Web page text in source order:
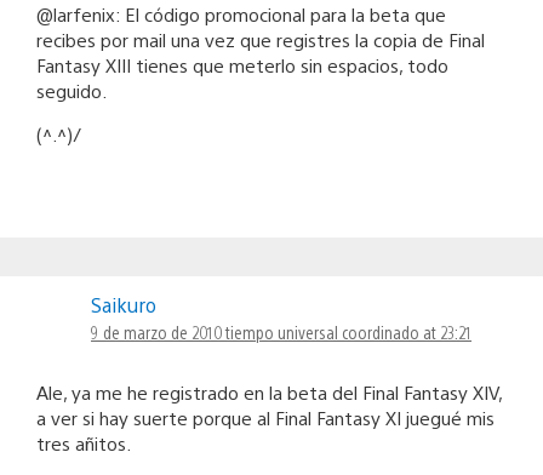
@larfenix: El código promocional para la beta que
recibes por mail una vez que registres la copia de Final
Fantasy XIII tienes que meterlo sin espacios, todo
seguido.
(^.^)/
Saikuro
9 de marzo de 2010 tiempo universal coordinado at 23:21
Ale, ya me he registrado en la beta del Final Fantasy XIV,
a ver si hay suerte porque al Final Fantasy XI juegué mis
tres añitos.